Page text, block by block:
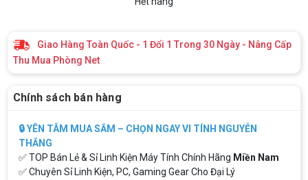
Giao Hàng Toàn Quốc - 1 Đổi 1 Trong 30 Ngày - Nâng Cấp
Thu Mua Phòng Net
Chính sách bán hàng
🔒 YÊN TÂM MUA SẮM – CHỌN NGAY VI TÍNH NGUYỄN
THẮNG
✅ TOP Bán Lẻ & Sỉ Linh Kiện Máy Tính Chính Hãng Miền Nam
✅ Chuyên Sỉ Linh Kiện, PC, Gaming Gear Cho Đại Lý